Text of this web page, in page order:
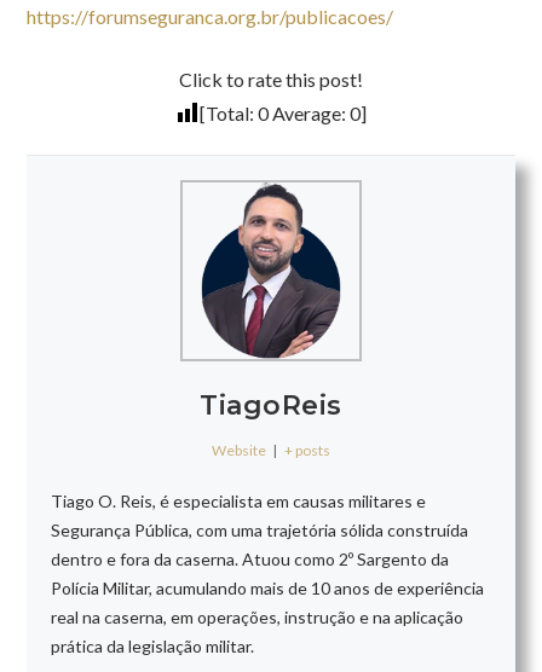
https://forumseguranca.org.br/publicacoes/
Click to rate this post!
[Total: 0Average: 0]
TiagoReis
Website | + posts
Tiago O. Reis, é especialista em causas militares e
Segurança Pública, com uma trajetória sólida construída
dentro e fora da caserna. Atuou como 2º Sargento da
Polícia Militar, acumulando mais de 10 anos de experiência
real na caserna, em operações, instrução e na aplicação
prática da legislação militar.